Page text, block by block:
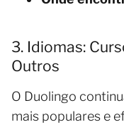
3. Idiomas:
Outros
O Duolingo
mais populares e